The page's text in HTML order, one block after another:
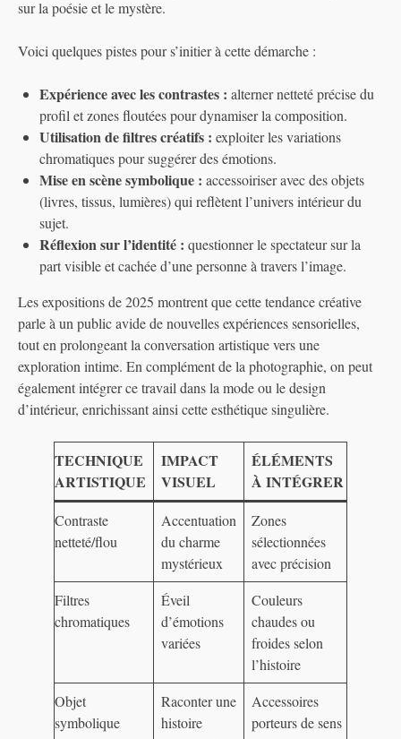
sur la poésie et le mystère.
Voici quelques pistes pour s’initier à cette démarche :
Expérience avec les contrastes : alterner netteté précise du
profil et zones floutées pour dynamiser la composition.
Utilisation de filtres créatifs : exploiter les variations
chromatiques pour suggérer des émotions.
Mise en scène symbolique : accessoiriser avec des objets
(livres, tissus, lumières) qui reflètent l’univers intérieur du
sujet.
Réflexion sur l’identité : questionner le spectateur sur la
part visible et cachée d’une personne à travers l’image.
Les expositions de 2025 montrent que cette tendance créative
parle à un public avide de nouvelles expériences sensorielles,
tout en prolongeant la conversation artistique vers une
exploration intime. En complément de la photographie, on peut
également intégrer ce travail dans la mode ou le design
d’intérieur, enrichissant ainsi cette esthétique singulière.
TECHNIQUE
ARTISTIQUE
IMPACT
VISUEL
ÉLÉMENTS
À INTÉGRER
Contraste
netteté/flou
Accentuation
du charme
mystérieux
Zones
sélectionnées
avec précision
Filtres
chromatiques
Éveil
d’émotions
variées
Couleurs
chaudes ou
froides selon
l’histoire
Objet
symbolique
Raconter une
histoire
Accessoires
porteurs de sens